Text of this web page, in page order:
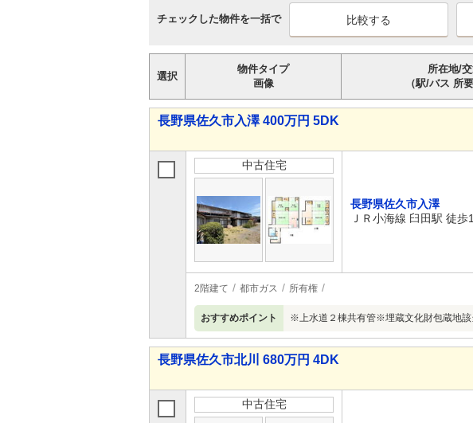
チェックした物件を一括で
選択
物件タイプ
画像
所在地/
（駅/バス 所
長野県佐久市入澤 400万円 5DK
中古住宅
長野県佐久市入澤
ＪＲ小海線 臼田駅 徒歩
2階建て 都市ガス 所有権
おすすめポイント ※上水道２棟共有管※埋蔵文化財包蔵地
長野県佐久市北川 680万円 4DK
中古住宅